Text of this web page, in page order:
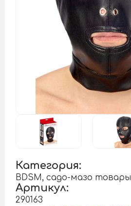
Категория:
BDSM, садо-мазо товары
Артикул:
290163